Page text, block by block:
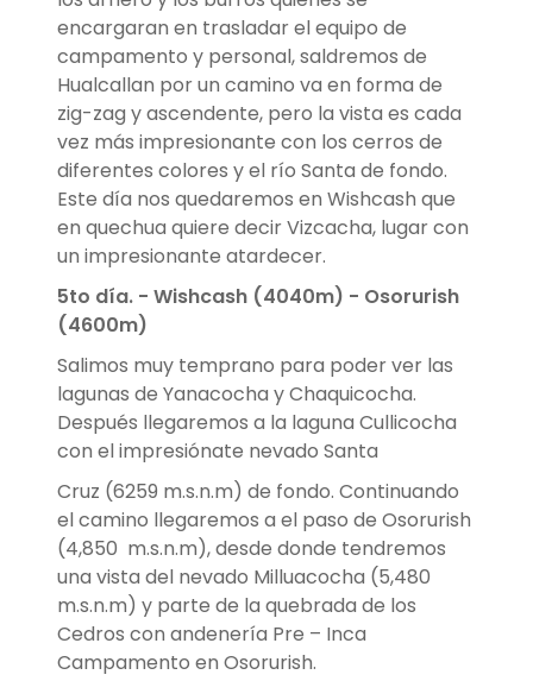
encargaran en trasladar el equipo de
campamento y personal, saldremos de
Hualcallan por un camino va en forma de
zig-zag y ascendente, pero la vista es cada
vez más impresionante con los cerros de
diferentes colores y el río Santa de fondo.
Este día nos quedaremos en Wishcash que
en quechua quiere decir Vizcacha, lugar con
un impresionante atardecer.
5to día. - Wishcash (4040m) - Osorurish
(4600m)
Salimos muy temprano para poder ver las
lagunas de Yanacocha y Chaquicocha.
Después llegaremos a la laguna Cullicocha
con el impresiónate nevado Santa
Cruz (6259 m.s.n.m) de fondo. Continuando
el camino llegaremos a el paso de Osorurish
(4,850 m.s.n.m), desde donde tendremos
una vista del nevado Milluacocha (5,480
m.s.n.m) y parte de la quebrada de los
Cedros con andenería Pre – Inca
Campamento en Osorurish.